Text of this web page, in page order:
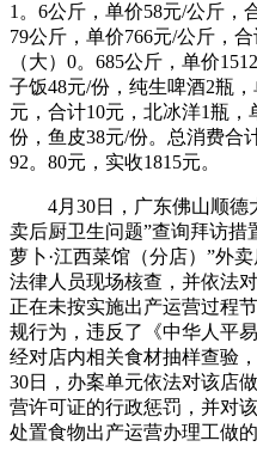
1。6公斤，单价58元/公斤，
79公斤，单价766元/公斤，
（大）0。685公斤，单价
子饭48元/份，纯生啤酒2瓶
元，合计10元，北冰洋1瓶，
份，鱼皮38元/份。总消费合
92。80元，实收1815元。
4月30日，广东佛山顺德
卖后厨卫生问题”查询拜访措
萝卜·江西菜馆（分店）”外
法律人员现场核查，并依法
正在未按实施出产运营过程
规行为，违反了《中华人平
经对店内相关食材抽样查验
30日，办案单元依法对该店
营许可证的行政惩罚，并对
处置食物出产运营办理工做的